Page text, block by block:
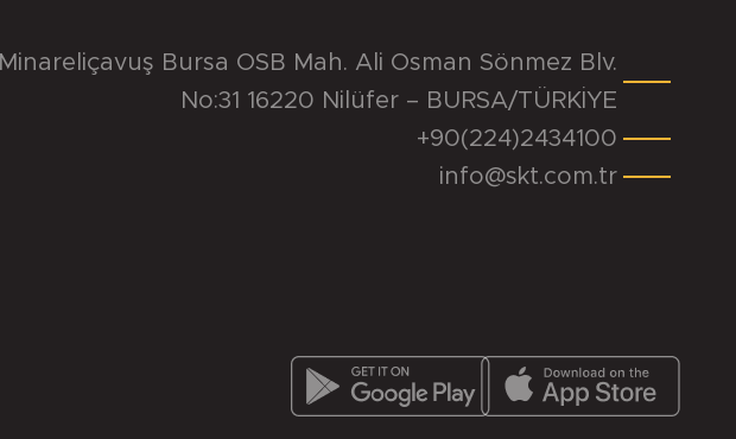
Minareliçavuş Bursa OSB Mah. Ali Osman Sönmez Blv.
No:31 16220 Nilüfer – BURSA/TÜRKİYE
+90(224)2434100
info@skt.com.tr